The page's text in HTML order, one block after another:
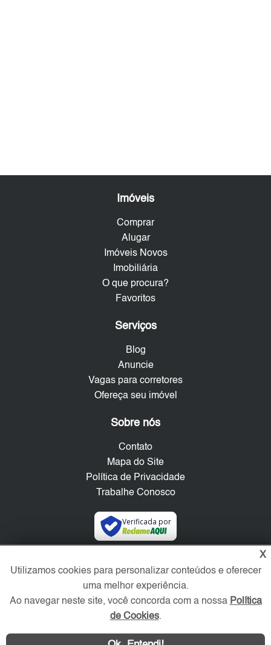
Imóveis
Comprar
Alugar
Imóveis Novos
Imobiliária
O que procura?
Favoritos
Serviços
Blog
Anuncie
Vagas para corretores
Ofereça seu imóvel
Sobre nós
Contato
Mapa do Site
Política de Privacidade
Trabalhe Conosco
Verificada por
X
Utilizamos cookies para personalizar conteúdos e oferecer
uma melhor experiência.
Ao navegar neste site, você concorda com a nossa Política
de Cookies.